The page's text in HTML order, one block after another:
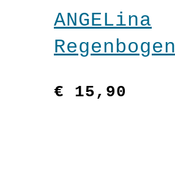
ANGELina
Regenbogen
€ 15,90